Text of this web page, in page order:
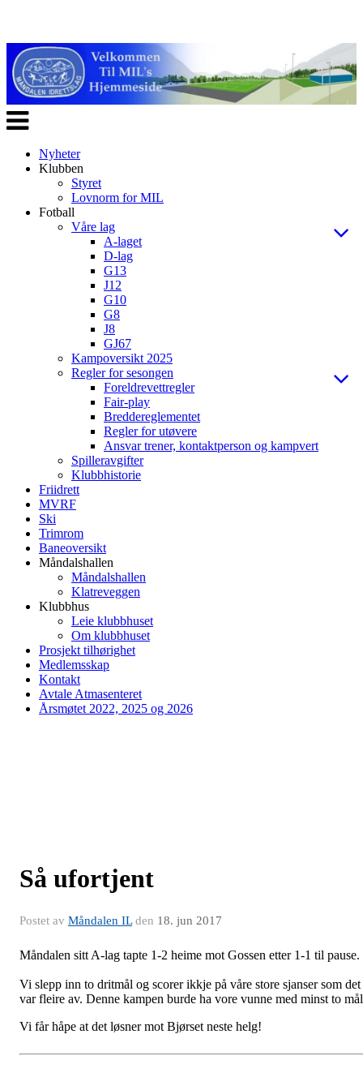
Veksle
navigasjon
Nyheter
Klubben
Styret
Lovnorm for MIL
Fotball
Våre lag
A-laget
D-lag
G13
J12
G10
G8
J8
GJ67
Kampoversikt 2025
Regler for sesongen
Foreldrevettregler
Fair-play
Breddereglementet
Regler for utøvere
Ansvar trener, kontaktperson og kampvert
Spilleravgifter
Klubbhistorie
Friidrett
MVRF
Ski
Trimrom
Baneoversikt
Måndalshallen
Måndalshallen
Klatreveggen
Klubbhus
Leie klubbhuset
Om klubbhuset
Prosjekt tilhørighet
Medlemsskap
Kontakt
Avtale Atmasenteret
Årsmøtet 2022, 2025 og 2026
Så ufortjent
Postet av Måndalen ILden 18. jun 2017
Måndalen sitt A-lag tapte 1-2 heime mot Gossen etter 1-1 til pause.
Vi slepp inn to dritmål og scorer ikkje på våre store sjanser som det
var fleire av. Denne kampen burde ha vore vunne med minst to
Vi får håpe at det løsner mot Bjørset neste helg!